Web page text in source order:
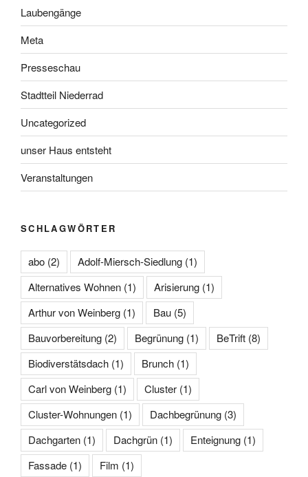
Laubengänge
Meta
Presseschau
Stadtteil Niederrad
Uncategorized
unser Haus entsteht
Veranstaltungen
SCHLAGWÖRTER
abo (2) Adolf-Miersch-Siedlung (1)
Alternatives Wohnen (1) Arisierung (1)
Arthur von Weinberg (1) Bau (5)
Bauvorbereitung (2) Begrünung (1) BeTrift (8)
Biodiverstätsdach (1) Brunch (1)
Carl von Weinberg (1) Cluster (1)
Cluster-Wohnungen (1) Dachbegrünung (3)
Dachgarten (1) Dachgrün (1) Enteignung (1)
Fassade (1) Film (1)